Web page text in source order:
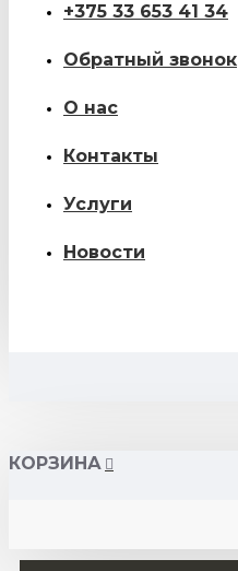
+375 33 653 41 34
Обратный звонок
О нас
Контакты
Услуги
Новости
КОРЗИНА